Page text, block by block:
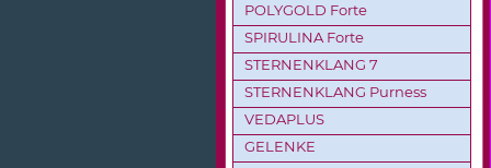
POLYGOLD Forte
SPIRULINA Forte
STERNENKLANG 7
STERNENKLANG Purness
VEDAPLUS
GELENKE